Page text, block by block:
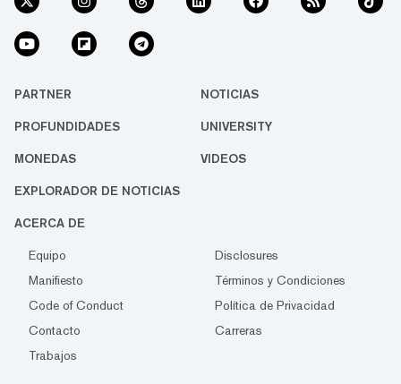
PARTNER NOTICIAS
PROFUNDIDADES UNIVERSITY
MONEDAS VIDEOS
EXPLORADOR DE NOTICIAS
ACERCA DE
Equipo
Disclosures
Manifiesto
Términos y Condiciones
Code of Conduct
Política de Privacidad
Contacto
Carreras
Trabajos